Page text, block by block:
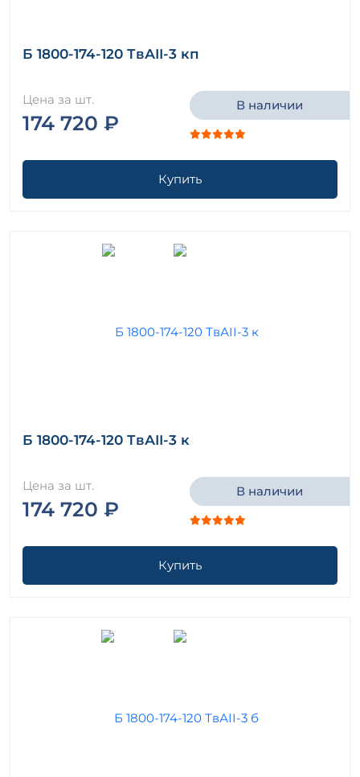
Б 1800-174-120 ТвАII-3 кп
Цена за шт.
174 720 ₽
В наличии
Купить
Б 1800-174-120 ТвАII-3 к
Цена за шт.
174 720 ₽
В наличии
Купить